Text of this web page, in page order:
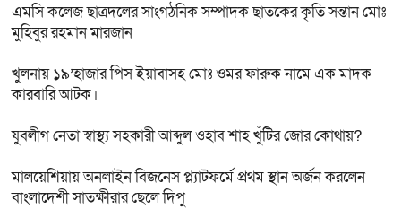
এমসি কলেজ ছাত্রদলের সাংগঠনিক সম্পাদক ছাতকের কৃতি সন্তান মোঃ
মুহিবুর রহমান মারজান
খুলনায় ১৯’হাজার পিস ইয়াবাসহ মোঃ ওমর ফারুক নামে এক মাদক
কারবারি আটক।
যুবলীগ নেতা স্বাস্থ্য সহকারী আব্দুল ওহাব শাহ খুঁটির জোর কোথায়?
মালয়েশিয়ায় অনলাইন বিজনেস প্ল্যাটফর্মে প্রথম স্থান অর্জন করলেন
বাংলাদেশী সাতক্ষীরার ছেলে দিপু